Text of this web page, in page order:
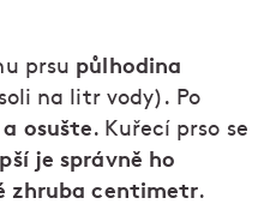
prsu půlhodina
na litr vody). Po
osušte. Kuřecí prso se
je správně ho
zhruba centimetr.